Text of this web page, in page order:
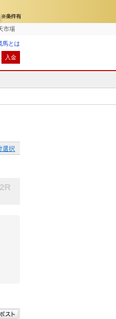
市場
馬とは
入金
選択